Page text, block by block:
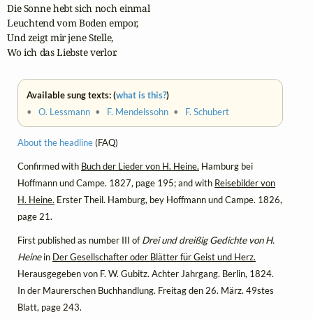
Die Sonne hebt sich noch einmal
Leuchtend vom Boden empor,
Und zeigt mir jene Stelle,
Wo ich das Liebste verlor.
Available sung texts: (what is this?)
•O. Lessmann • F. Mendelssohn • F. Schubert
About the headline(FAQ)
Confirmed with Buch der Lieder von H. Heine. Hamburg bei
Hoffmann und Campe. 1827, page 195; and with Reisebilder von
H. Heine. Erster Theil. Hamburg, bey Hoffmann und Campe. 1826,
page 21.
First published as number III ofDrei und dreißig Gedichte von H.
Heinein Der Gesellschafter oder Blätter für Geist und Herz.
Herausgegeben von F. W. Gubitz. Achter Jahrgang. Berlin, 1824.
In der Maurerschen Buchhandlung. Freitag den 26. März. 49stes
Blatt, page 243.